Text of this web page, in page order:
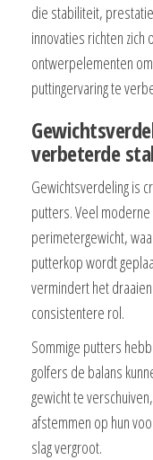
die stabiliteit,
innovaties richten
ontwerpelementen
puttingervaring te
verbeterde
Gewichtsverdeling is
putters. Veel
perimetergewicht,
putterkop wordt
vermindert het
consistentere rol.
Sommige putters
golfers de balans
gewicht te
afstemmen op hun
slag vergroot.